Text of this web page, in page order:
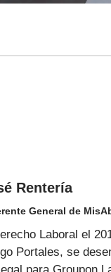
Rentería
General de
Laboral el
Portales, se